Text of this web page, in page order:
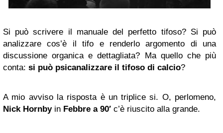
Si può scrivere il manuale del perfetto tifoso? Si può
analizzare cos’è il tifo e renderlo argomento di una
discussione organica e dettagliata? Ma quello che più
conta: si può psicanalizzare il tifoso di calcio?
A mio avviso la risposta è un triplice si. O, perlomeno,
Nick Hornbyin Febbre a 90′ c’è riuscito alla grande.